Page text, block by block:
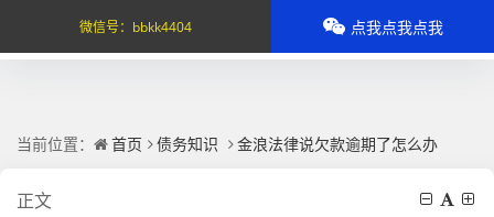
当前位置： 首页 债务知识 金浪法律说欠款逾期了怎么办
正文
微信号： bbkk4404 点我点我点我